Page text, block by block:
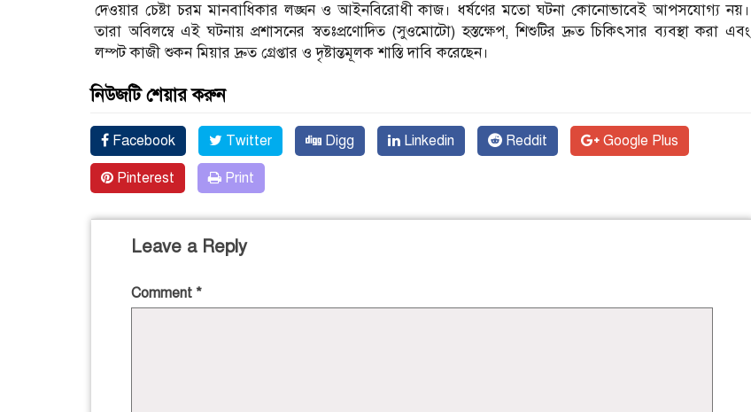
দেওয়ার চেষ্টা চরম মানবাধিকার লঙ্ঘন ও আইনবিরোধী কাজ। ধর্ষণের মতো ঘটনা কোনোভাবেই আপসযোগ্য নয়।
তারা অবিলম্বে এই ঘটনায় প্রশাসনের স্বতঃপ্রণোদিত (সুওমোটো) হস্তক্ষেপ, শিশুটির দ্রুত চিকিৎসার ব্যবস্থা করা এবং
লম্পট কাজী শুকন মিয়ার দ্রুত গ্রেপ্তার ও দৃষ্টান্তমূলক শাস্তি দাবি করেছেন।
নিউজটি শেয়ার করুন
Facebook Twitter Digg Linkedin Reddit Google Plus
Pinterest Print
Leave a Reply
Comment *